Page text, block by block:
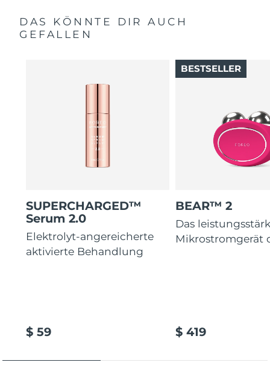
DAS KÖNNTE DIR AUCH
GEFALLEN
SUPERCHARGED™
Serum 2.0
Elektrolyt-angereicherte
aktivierte Behandlung
$ 59
BEAR™ 2
Das
Mikrostromgerät
$ 419
BESTSELLER